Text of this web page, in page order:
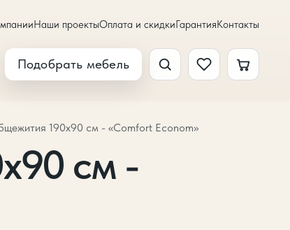
Наши проектыОплата и скидкиГарантияКонтакты
Подобрать мебель
190х90 см - «Comfort Econom»
см -